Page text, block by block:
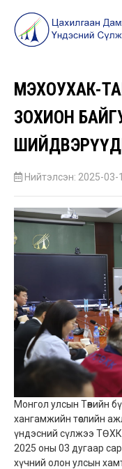
ӨМЭХОУХАК-
ЗОХИОН
Нийтэлсэн: 2025-03-
Монгол улсын Төвийн
хангамжийн төслийн
үндэсний сүлжээ
2025 оны 03 дугаар
хүчний олон улсын